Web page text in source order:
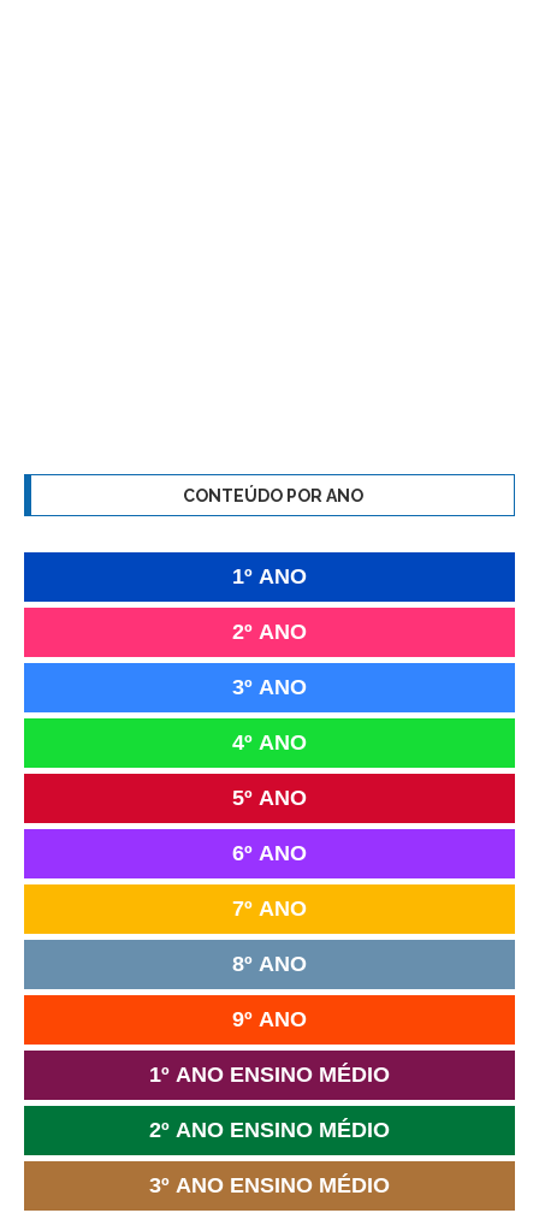
CONTEÚDO POR ANO
1º ANO
2º ANO
3º ANO
4º ANO
5º ANO
6º ANO
7º ANO
8º ANO
9º ANO
1º ANO ENSINO MÉDIO
2º ANO ENSINO MÉDIO
3º ANO ENSINO MÉDIO